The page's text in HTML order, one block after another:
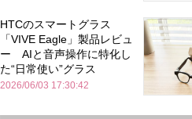
HTCのスマートグラス
「VIVE Eagle」製品レビュ
ー AIと音声操作に特化し
た“日常使い”グラス
2026/06/03 17:30:42